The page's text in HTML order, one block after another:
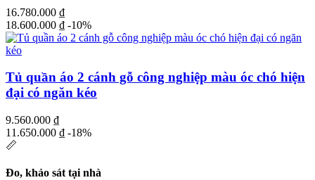
16.780.000 ₫
18.600.000 ₫ -10%
Tủ quần áo 2 cánh gỗ công nghiệp màu óc chó hiện
đại có ngăn kéo
9.560.000 ₫
11.650.000 ₫ -18%
📏
Đo, khảo sát tại nhà